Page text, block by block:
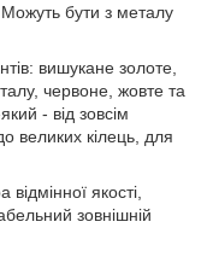
бути з металу
вишукане золоте,
червоне, жовте та
- від зовсім
великих кілець, для
якості,
зовнішній